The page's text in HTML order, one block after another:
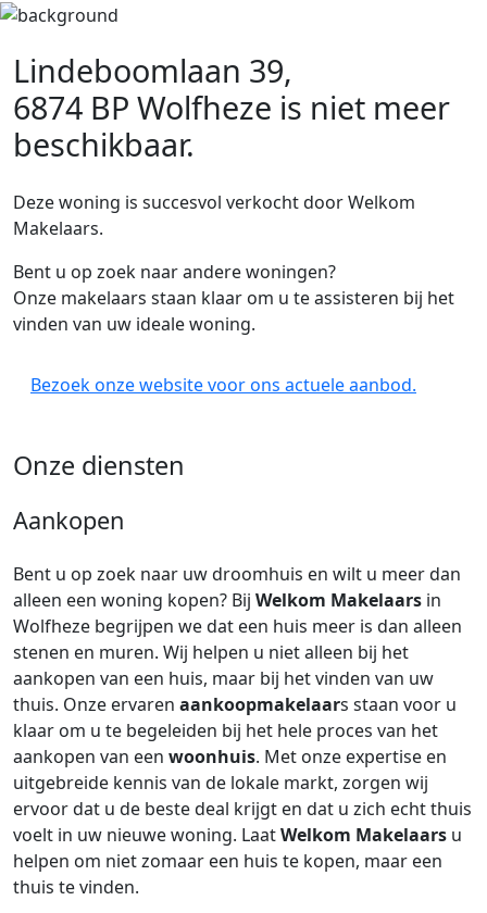
Lindeboomlaan 39,
6874 BP Wolfheze is niet meer
beschikbaar.
Deze woning is succesvol verkocht door Welkom
Makelaars.
Bent u op zoek naar andere woningen?
Onze makelaars staan klaar om u te assisteren bij het
vinden van uw ideale woning.
Bezoek onze website voor ons actuele aanbod.
Onze diensten
Aankopen
Bent u op zoek naar uw droomhuis en wilt u meer dan
alleen een woning kopen? Bij Welkom Makelaars in
Wolfheze begrijpen we dat een huis meer is dan alleen
stenen en muren. Wij helpen u niet alleen bij het
aankopen van een huis, maar bij het vinden van uw
thuis. Onze ervaren aankoopmakelaars staan voor u
klaar om u te begeleiden bij het hele proces van het
aankopen van een woonhuis. Met onze expertise en
uitgebreide kennis van de lokale markt, zorgen wij
ervoor dat u de beste deal krijgt en dat u zich echt thuis
voelt in uw nieuwe woning. LaatWelkom Makelaars u
helpen om niet zomaar een huis te kopen, maar een
thuis te vinden.